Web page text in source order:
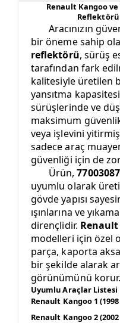
Renault Kangoo
Reflektörü
Aracınızın
bir öneme sahip
reflektörü, sürüş
tarafından fark
kalitesiyle üretilen
yansıtma
sürüşlerinde ve
maksimum
veya işlevini
sadece araç
güvenliği için de
Ürün,
uyumlu olarak
gövde yapısı
ışınlarına ve
dirençlidir.
modelleri için özel
parça, kaporta
bir şekilde alarak
görünümünü korur.
Uyumlu Araçlar Listesi
Renault Kangoo 1 (1998
Renault Kangoo 2 (2002